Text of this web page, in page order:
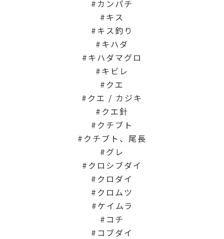
カンパチ
キス
キス釣り
キハダ
キハダマグロ
キビレ
クエ
クエ / カジキ
クエ針
クチブト
クチブト、尾長
グレ
クロシブダイ
クロダイ
クロムツ
ケイムラ
コチ
コブダイ